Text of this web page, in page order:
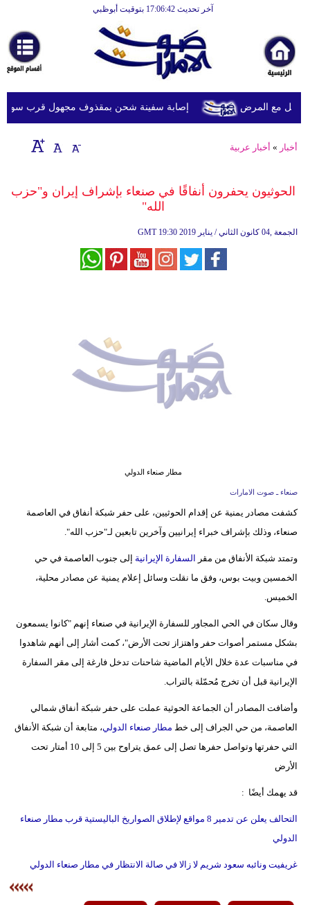
آخر تحديث 17:06:42 بتوقيت أبوظبي
أخبارعاجلة
رياضة
ثقافة
إقتصاد
وموسيقى
إسلامية
مدوَّنات
أبراج
سيارات
إصابة سفينة شحن بمقذوف مجهول قرب سواحل مع المرض
أخبار » أخبار عربية
الحوثيون يحفرون أنفاقًا في صنعاء بإشراف إيران و"حزب
الله"
GMT 19:30 2019 الجمعة ,04 كانون الثاني / يناير
مطار صنعاء الدولي
صنعاء ـ صوت الامارات
كشفت مصادر يمنية عن إقدام الحوثيين، على حفر شبكة أنفاق في العاصمة
صنعاء، وذلك بإشراف خبراء إيرانيين وآخرين تابعين لـ"حزب الله".
وتمتد شبكة الأنفاق من مقر السفارة الإيرانية إلى جنوب العاصمة في حي
الخمسين وبيت بوس، وفق ما نقلت وسائل إعلام يمنية عن مصادر محلية،
الخميس.
وقال سكان في الحي المجاور للسفارة الإيرانية في صنعاء إنهم "كانوا يسمعون
بشكل مستمر أصوات حفر واهتزاز تحت الأرض"، كمت أشار إلى أنهم شاهدوا
في مناسبات عدة خلال الأيام الماضية شاحنات تدخل فارغة إلى مقر السفارة
الإيرانية قبل أن تخرج مُحمّلة بالتراب.
وأضافت المصادر أن الجماعة الحوثية عملت على حفر شبكة أنفاق شمالي
العاصمة، من حي الجراف إلى خط مطار صنعاء الدولي، متابعة أن شبكة الأنفاق
التي حفرتها وتواصل حفرها تصل إلى عمق يتراوح بين 5 إلى 10 أمتار تحت
الأرض
قد يهمك أيضًا :
التحالف يعلن عن تدمير 8 مواقع لإطلاق الصواريخ الباليستية قرب مطار صنعاء
الدولي
غريفيت ونائبه سعود شريم لا زالا في صالة الانتظار في مطار صنعاء الدولي